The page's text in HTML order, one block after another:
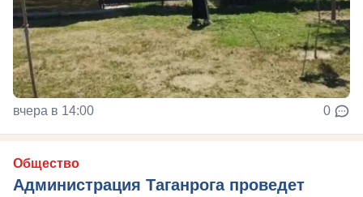
вчера в 14:00 0
Общество
Администрация Таганрога проведет